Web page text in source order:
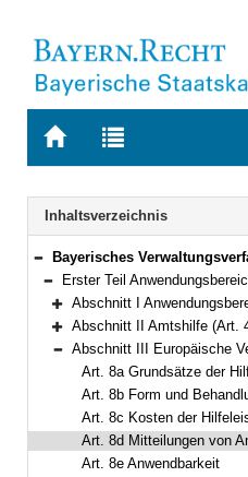
Zur
BAYERN.RECHT
Zur
letzten
Suche
Navigation
Inhaltsverzeichnis
Bereich reduzieren
Bayerisches Verwaltungsverfahrensgesetz (BayVwVfG) Vom
Bereich reduzieren
Erster Teil Anwendungsbereich, örtliche Zuständigkeit, elektronische
Bereich erweitern
Abschnitt I Anwendungsbereich, örtliche
Bereich erweitern
Abschnitt II Amtshilfe (Art.
Bereich reduzieren
Abschnitt III Europäische
Art. 8a Grundsätze der
Art. 8b Form und
Art. 8c Kosten der
Art. 8d Mitteilungen von
Art. 8e Anwendbarkeit